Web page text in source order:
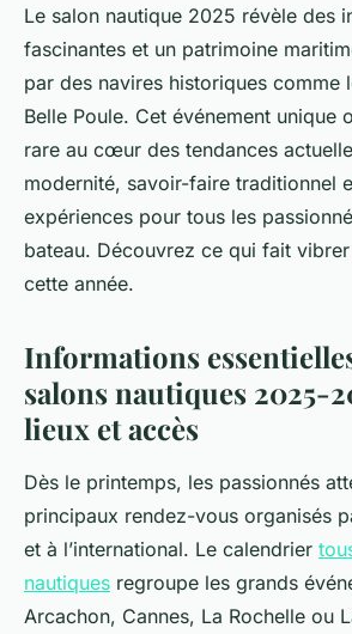
Le salon nautique 2025 révèle des
fascinantes et un patrimoine
par des navires historiques comme
Belle Poule. Cet événement unique
rare au cœur des tendances
modernité, savoir-faire traditionnel
expériences pour tous les
bateau. Découvrez ce qui fait vibrer
cette année.
Informations
salons nautiques 2025-
lieux et accès
Dès le printemps, les passionnés
principaux rendez-vous organi­sés
et à l’international. Le calendrier
nautiques regroupe les grands
Arcachon, Cannes, La Rochelle ou